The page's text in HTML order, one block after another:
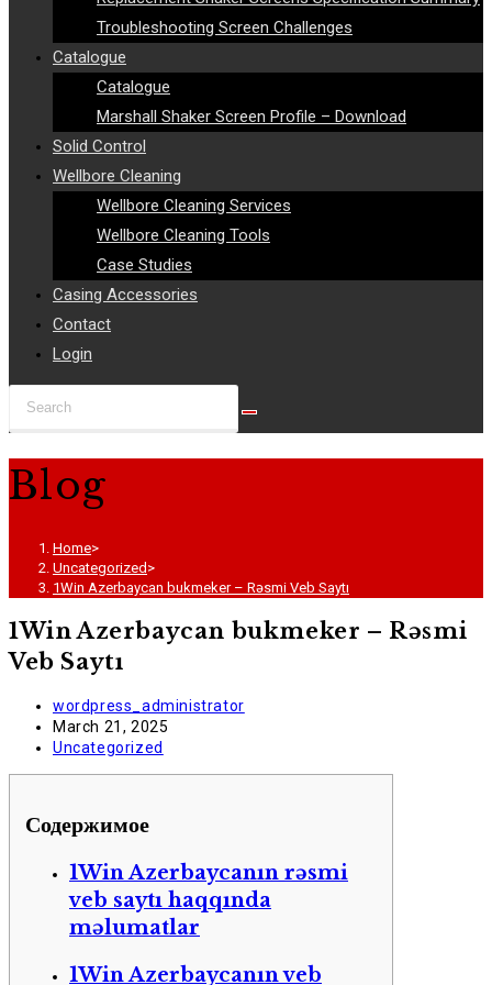
Troubleshooting Screen Challenges
Catalogue
Catalogue
Marshall Shaker Screen Profile – Download
Solid Control
Wellbore Cleaning
Wellbore Cleaning Services
Wellbore Cleaning Tools
Case Studies
Casing Accessories
Contact
Login
Blog
Home>
Uncategorized >
1Win Azerbaycan bukmeker – Rəsmi Veb Saytı
1Win Azerbaycan bukmeker – Rəsmi
Veb Saytı
Post
author:
wordpress_administrator
Post
published:
March 21, 2025
Post
Uncategorized
Содержимое
1Win Azerbaycanın rəsmi
veb saytı haqqında
məlumatlar
1Win Azerbaycanın veb